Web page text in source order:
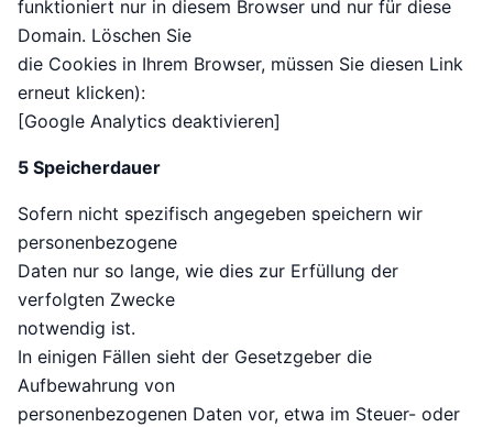
funktioniert nur in diesem Browser und nur für diese
Domain. Löschen Sie
die Cookies in Ihrem Browser, müssen Sie diesen Link
erneut klicken):
[Google Analytics deaktivieren]
5 Speicherdauer
Sofern nicht spezifisch angegeben speichern wir
personenbezogene
Daten nur so lange, wie dies zur Erfüllung der
verfolgten Zwecke
notwendig ist.
In einigen Fällen sieht der Gesetzgeber die
Aufbewahrung von
personenbezogenen Daten vor, etwa im Steuer- oder